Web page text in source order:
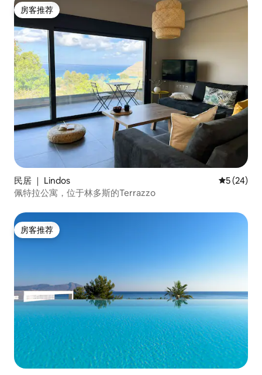
房客推荐
房客推荐
民居 ｜ Lindos 平均评分
5 (24)
佩特拉公寓，位于林多斯的Terrazzo
房客推荐
房客推荐